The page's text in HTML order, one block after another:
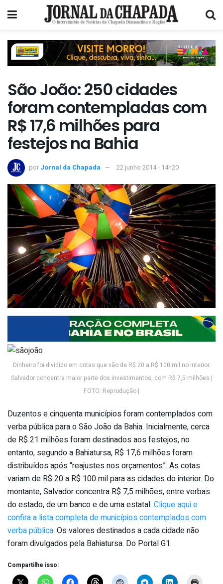
São João: 250 cidades
foram contempladas com
R$ 17,6 milhões para
festejos na Bahia
por Jornal da Chapada 22 junho 2014 - 14h20
Dinheiro foi dividido em cotas que vão de R$ 20 a R$ 100 mil no interior.
Salvador concentra maior parte dos investimentos, com R$ 7,5 milhões |
FOTO: Reprodução |
Duzentos e cinquenta municípios foram contemplados com
verba pública para o São João da Bahia. Inicialmente, cerca
de R$ 21 milhões foram destinados aos festejos, no
entanto, segundo a Bahiatursa, R$ 17,6 milhões foram
distribuídos após “reajustes nos orçamentos”. As cotas
variam de R$ 20 a R$ 100 mil para as cidades do interior. Do
montante, Salvador concentra R$ 7,5 milhões, entre verbas
do estado, de um banco e de uma estatal. Clique aqui e
confira a lista completa de municípios contemplados com
verba pública. Os valores destinados a cada cidade não
foram divulgados pela Bahiatursa. Do Portal G1.
Compartilhe isso: